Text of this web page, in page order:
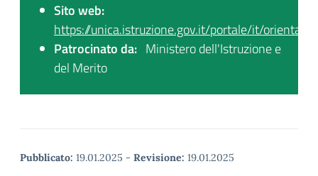
Sito web:
https://unica.istruzione.gov.it/portale/it/
Patrocinato da: Ministero dell'Istruzione e
del Merito
Pubblicato: 19.01.2025 - Revisione: 19.01.2025